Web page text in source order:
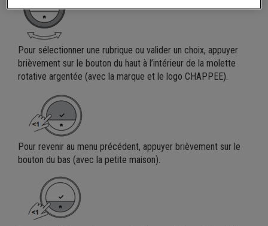
Pour sélectionner une rubrique ou valider un choix, appuyer
brièvement sur le bouton du haut à l’intérieur de la molette
rotative argentée (avec la marque et le logo CHAPPEE).
Pour revenir au menu précédent, appuyer brièvement sur le
bouton du bas (avec la petite maison).